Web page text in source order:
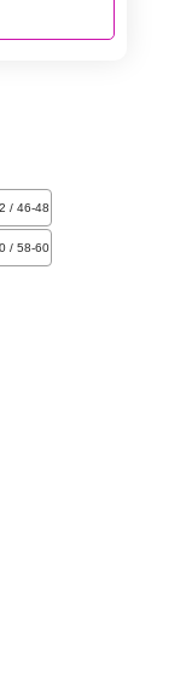
/ 58-60
/ 46-48